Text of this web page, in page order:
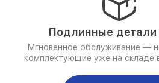
Подлинные детали
Мгновенное обслуживание —
комплектующие уже на складе